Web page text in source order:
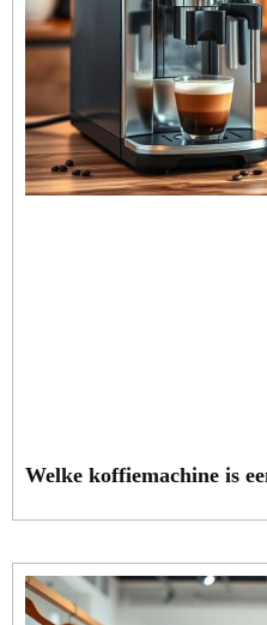
Welke koffiemachine is